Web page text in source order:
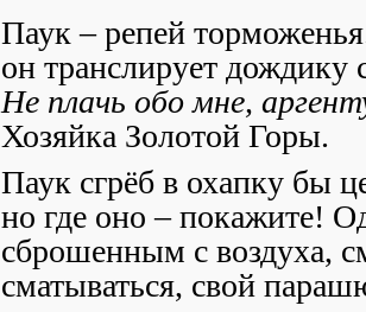
Паук – репей
он транслирует
Не плачь обо мне,
Хозяйка Золотой Горы.
Паук сгрёб в охапку бы
но где оно – покажите!
сброшенным с воздуха,
сматываться, свой